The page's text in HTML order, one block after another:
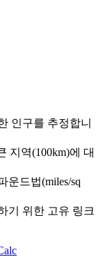
인구를 추정합니
지역(100km)에 대
운드법(miles/sq
기 위한 고유 링크